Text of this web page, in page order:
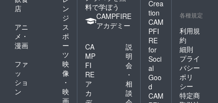
店
ン
ジ
アニ
メ・
漫画
ス
ポ
ー
ツ
ファ
ッ
ショ
ン
映
像
・
映
画
料で学ぼう
CAMPFIRE
アカデミー
CA
MP
FI
RE
ア
カ
説
明
会
・
相
談
Crea
tion
CAM
PFI
RE
for
Soci
al
Goo
d
CAM
各種規定
利用規
約
細則
プライ
バシー
ポリ
シー
特定商